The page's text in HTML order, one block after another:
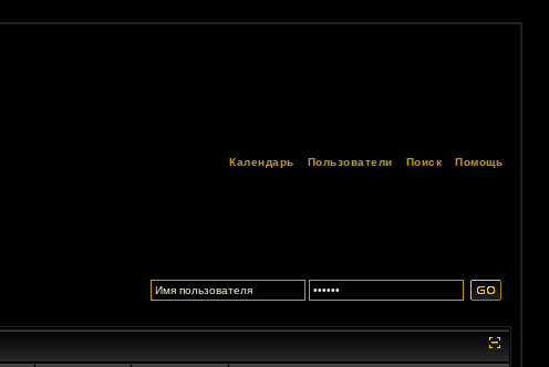
Помощь
Поиск
Пользователи
Календарь